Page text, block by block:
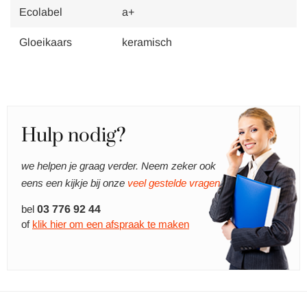
Ecolabel a+
Gloeikaars keramisch
Hulp nodig?
we helpen je graag verder. Neem zeker ook
eens een kijkje bij onze veel gestelde vragen.
bel 03 776 92 44
of klik hier om een afspraak te maken